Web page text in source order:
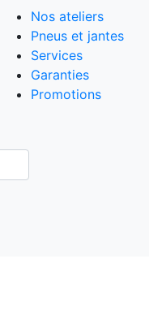
Nos ateliers
Pneus et jantes
Services
Garanties
Promotions